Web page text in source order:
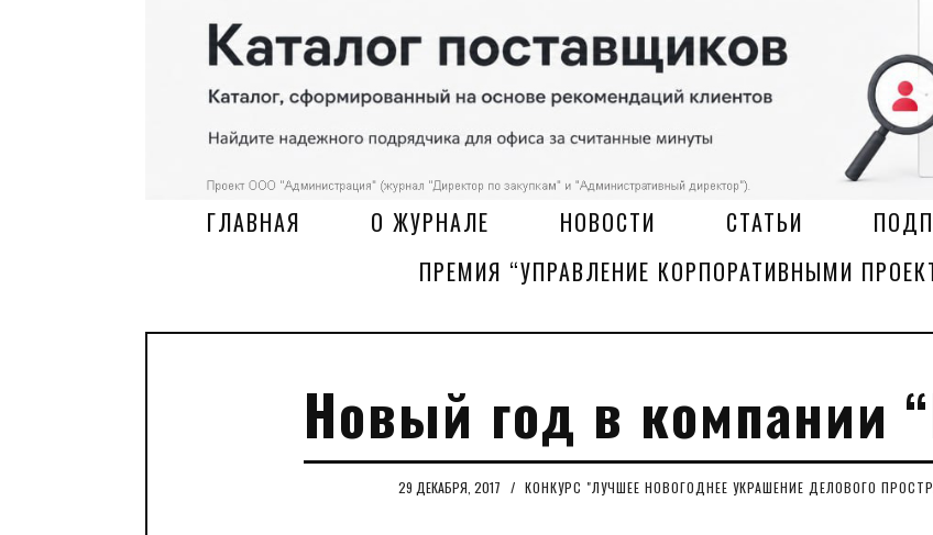
ГЛАВНАЯ О ЖУРНАЛЕ НОВОСТИ СТАТЬИ
ПРЕМИЯ “УПРАВЛЕНИЕ КОРПОРАТИВНЫМИ
Новый год в компании
29 ДЕКАБРЯ, 2017 / КОНКУРС "ЛУЧШЕЕ НОВОГОДНЕЕ УКРАШЕНИЕ ДЕЛОВОГО